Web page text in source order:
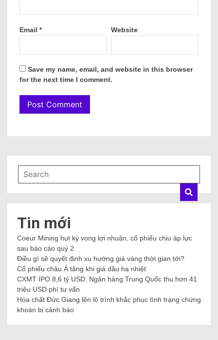
Email * Website
Save my name, email, and website in this browser
for the next time I comment.
Tin mới
Coeur Mining hụt kỳ vọng lợi nhuận, cổ phiếu chịu áp lực
sau báo cáo quý 2
Điều gì sẽ quyết định xu hướng giá vàng thời gian tới?
Cổ phiếu châu Á tăng khi giá dầu hạ nhiệt
CXMT IPO 8,6 tỷ USD: Ngân hàng Trung Quốc thu hơn 41
triệu USD phí tư vấn
Hóa chất Đức Giang lên lộ trình khắc phục tình trạng chứng
khoán bị cảnh báo